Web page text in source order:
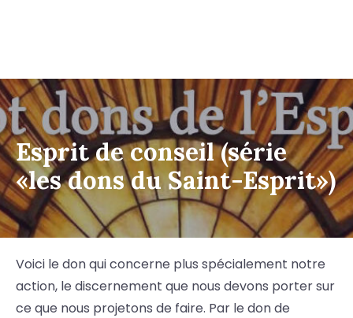
Esprit de conseil (série
«les dons du Saint-Esprit»)
Voici le don qui concerne plus spécialement notre
action, le discernement que nous devons porter sur
ce que nous projetons de faire. Par le don de